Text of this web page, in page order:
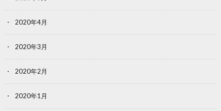
2020年4月
2020年3月
2020年2月
2020年1月